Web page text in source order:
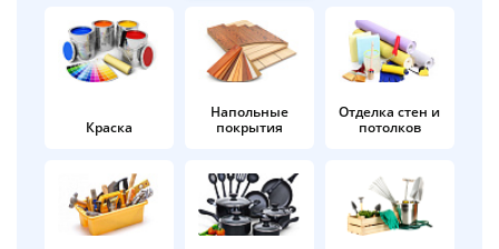
Краска
Напольные
покрытия
Отделка стен и
потолков
Сегодня
%
в корзину